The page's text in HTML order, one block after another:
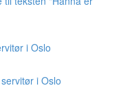
i Oslo
i Oslo